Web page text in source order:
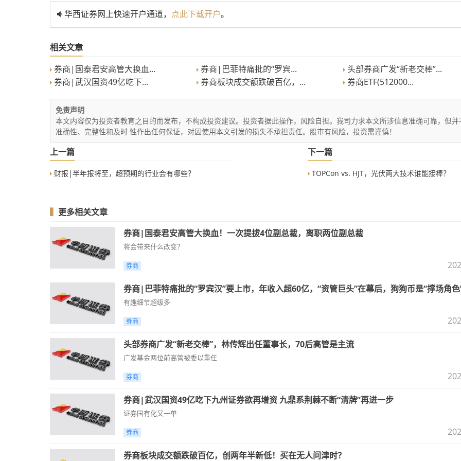
华西证券网上快速开户通道， 点此下载开户。
相关文章
券商|国泰君安高管大换血...
券商|巴菲特痛批的“罗宾...
头部券商广发“新老交棒”...
券商|武汉国资49亿吃下...
券商板块成交额跌破百亿，... 券商ETF(512000...
免责声明
本文内容仅为投资者教育之目的而发布，不构成投资建议。投资者据此操作，风险自担。我司力求本文所涉信息准确可靠，但并
准确性、完整性和及时 性作出任何保证，对因使用本文引发的损失不承担责任。股市有风险，投资需谨慎！
上一篇
财报|半年报将至，超预期的行业会有哪些？
下一篇
TOPCon vs. HJT，光伏两大技术谁能接棒？
更多相关文章
券商|国泰君安高管大换血！一次提拔4位副总裁，离职两位副总裁
将会带来什么改变？
券商
券商|巴菲特痛批的“罗宾汉”要上市，年收入超60亿，“资管巨头”在幕后，狗狗币是“撑场角色
有趣细节超级多
券商
头部券商广发“新老交棒”，林传辉出任董事长，70后高管是主流
广发基金两位前高管被委以重任
券商
券商|武汉国资49亿吃下九州证券欲再增资 九鼎系荆棘不断“清牌”再进一步
证券国有化又一单
券商
券商板块成交额跌破百亿，创两年半新低！买在无人问津时？